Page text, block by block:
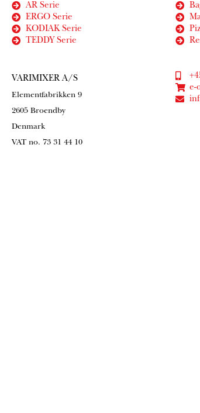
AR Serie
ERGO Serie
KODIAK Serie
TEDDY Serie
VARIMIXER A/S
Elementfabrikken 9
2605 Broendby
Denmark
VAT no. 73 31 44 10
e-